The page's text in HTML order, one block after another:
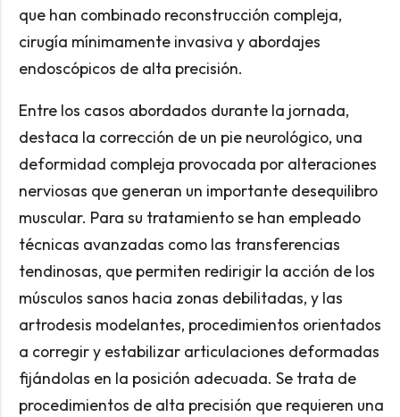
que han combinado reconstrucción compleja,
cirugía mínimamente invasiva y abordajes
endoscópicos de alta precisión.
Entre los casos abordados durante la jornada,
destaca la corrección de un pie neurológico, una
deformidad compleja provocada por alteraciones
nerviosas que generan un importante desequilibro
muscular. Para su tratamiento se han empleado
técnicas avanzadas como las transferencias
tendinosas, que permiten redirigir la acción de los
músculos sanos hacia zonas debilitadas, y las
artrodesis modelantes, procedimientos orientados
a corregir y estabilizar articulaciones deformadas
fijándolas en la posición adecuada. Se trata de
procedimientos de alta precisión que requieren una